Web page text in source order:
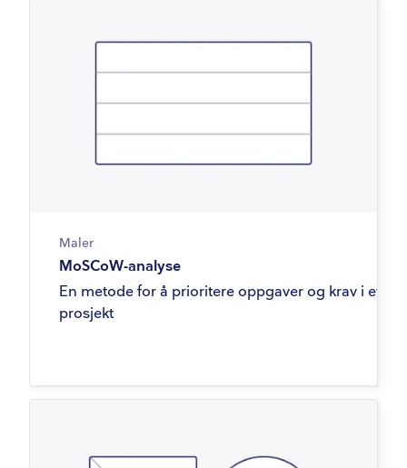
Maler
MoSCoW-analyse
En metode for å prioritere oppgaver og krav i et
prosjekt